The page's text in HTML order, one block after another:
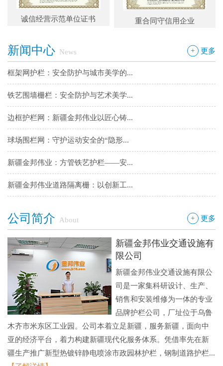
诚信经营示范单位证书 重合同守信用企业
+ 更多
新闻中心 News
新疆金邦伟业：方管铁艺护栏——安...
钢板网：城市基建与工业领域的“金...
框架网护栏：安全防护与城市美学的...
铁艺围墙栅栏：安全防护与艺术美学...
边框护栏网：新疆金邦伟业以匠心铸...
球场围栏网：守护运动安全的“隐形...
新疆金邦伟业：方管铁艺护栏——安...
新疆金邦伟业道路隔离栅：以创新工...
+
更多
公司简介 About
新疆金邦伟业交通设施有
限公司
新疆金邦伟业交通设施有限公
司是一家集科研设计、生产、
销售和安装维修为一体的专业
品牌护栏公司，厂址位于乌鲁
木齐市米东区工业园。公司本着立足新疆，服务新疆，面向中
亚的经济平台，着力构建新疆现代化服务体系。凭借率先在新
疆生产推广新型热镀锌静电喷涂市政园林护栏，钢制道路护栏...